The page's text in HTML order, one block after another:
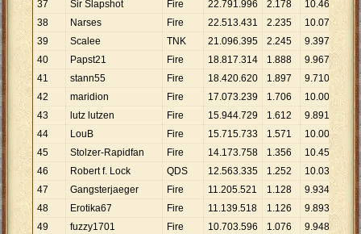
37
Sir Slapshot Fire 22.791.996 2.178 10.465
38
Narses Fire 22.513.431 2.235 10.073
39
Scalee TNK 21.096.395 2.245 9.397
40
Papst21 Fire 18.817.314 1.888 9.967
41
stann55 Fire 18.420.620 1.897 9.710
42
maridion Fire 17.073.239 1.706 10.008
43
lutz lutzen Fire 15.944.729 1.612 9.891
44
LouB Fire 15.715.733 1.571 10.004
45
Stolzer-Rapidfan Fire 14.173.758 1.356 10.453
46
Robert f. Lock QDS 12.563.335 1.252 10.035
47
Gangsterjaeger Fire 11.205.521 1.128 9.934
48
Erotika67 Fire 11.139.518 1.126 9.893
49
fuzzy1701 Fire 10.703.596 1.076 9.948